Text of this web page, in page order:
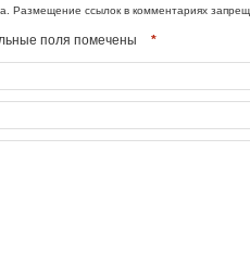
Размещение ссылок в комментариях
поля помечены *